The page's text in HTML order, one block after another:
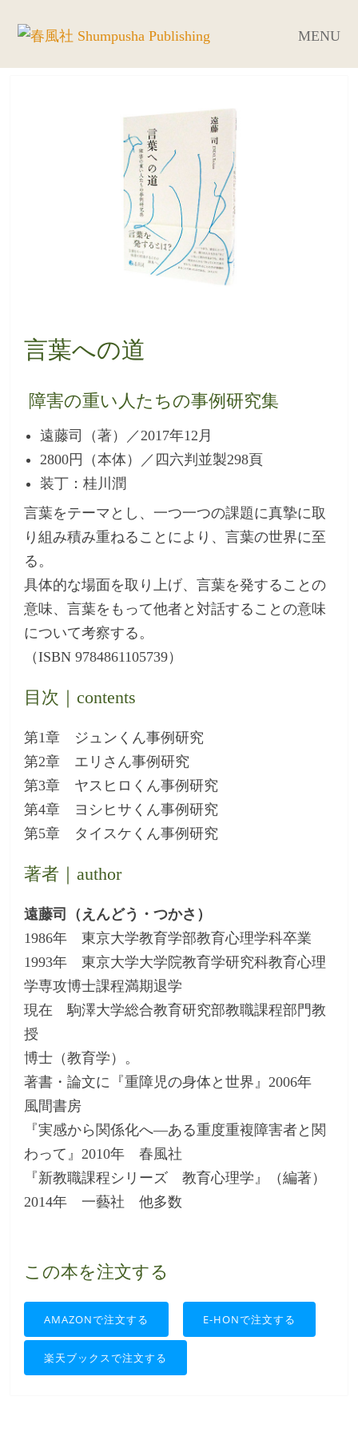
MENU
言葉への道
障害の重い人たちの事例研究集
遠藤司（著）／2017年12月
2800円（本体）／四六判並製298頁
装丁：桂川潤
言葉をテーマとし、一つ一つの課題に真摯に取
り組み積み重ねることにより、言葉の世界に至
る。
具体的な場面を取り上げ、言葉を発することの
意味、言葉をもって他者と対話することの意味
について考察する。
（ISBN 9784861105739）
目次｜contents
第1章 ジュンくん事例研究
第2章 エリさん事例研究
第3章 ヤスヒロくん事例研究
第4章 ヨシヒサくん事例研究
第5章 タイスケくん事例研究
著者｜author
遠藤司（えんどう・つかさ）
1986年 東京大学教育学部教育心理学科卒業
1993年 東京大学大学院教育学研究科教育心理
学専攻博士課程満期退学
現在 駒澤大学総合教育研究部教職課程部門教
授
博士（教育学）。
著書・論文に『重障児の身体と世界』2006年
風間書房
『実感から関係化へ―ある重度重複障害者と関
わって』2010年 春風社
『新教職課程シリーズ 教育心理学』（編著）
2014年 一藝社 他多数
この本を注文する
AMAZONで注文する E-HONで注文する
楽天ブックスで注文する